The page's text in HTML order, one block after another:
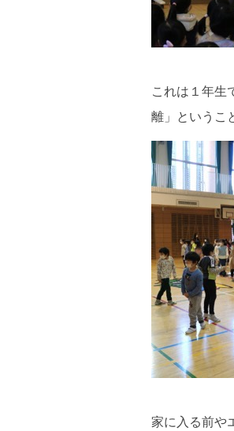
これは１年生
離」というこ
家に入る前や